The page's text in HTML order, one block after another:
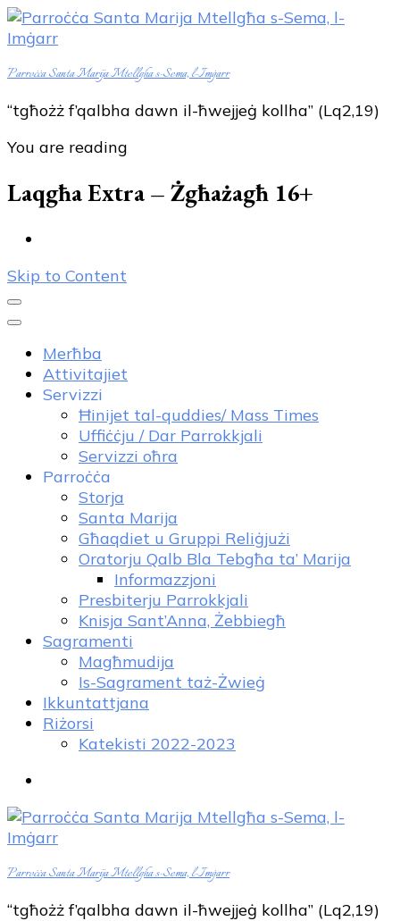
Parroċċa Santa Marija Mtellgħa s-Sema, l-Imġarr
“tgħożż f’qalbha dawn il-ħwejjeġ kollha” (Lq2,19)
You are reading
Laqgħa Extra – Żgħażagħ 16+
Skip to Content
Merħba
Attivitajiet
Servizzi
Ħinijet tal-quddies/ Mass Times
Uffiċċju / Dar Parrokkjali
Servizzi oħra
Parroċċa
Storja
Santa Marija
Għaqdiet u Gruppi Reliġjużi
Oratorju Qalb Bla Tebgħa ta’ Marija
Informazzjoni
Presbiterju Parrokkjali
Knisja Sant’Anna, Żebbiegħ
Sagramenti
Magħmudija
Is-Sagrament taż-Żwieġ
Ikkuntattjana
Riżorsi
Katekisti 2022-2023
Parroċċa Santa Marija Mtellgħa s-Sema, l-Imġarr
“tgħożż f’qalbha dawn il-ħwejjeġ kollha” (Lq2,19)